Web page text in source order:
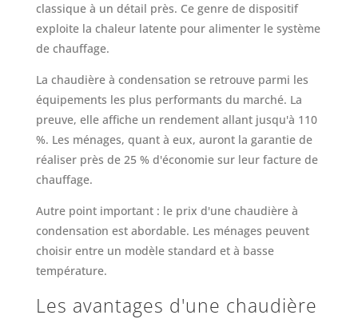
classique à un détail près. Ce genre de dispositif
exploite la chaleur latente pour alimenter le système
de chauffage.
La chaudière à condensation se retrouve parmi les
équipements les plus performants du marché. La
preuve, elle affiche un rendement allant jusqu'à 110
%. Les ménages, quant à eux, auront la garantie de
réaliser près de 25 % d'économie sur leur facture de
chauffage.
Autre point important : le prix d'une chaudière à
condensation est abordable. Les ménages peuvent
choisir entre un modèle standard et à basse
température.
Les avantages d'une chaudière